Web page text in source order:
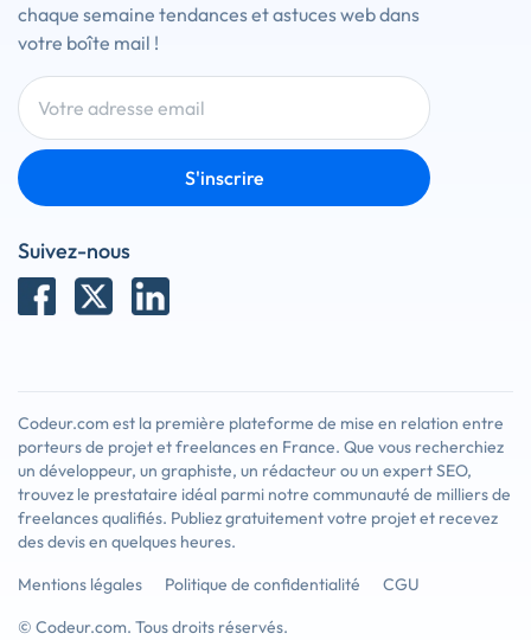
chaque semaine tendances et astuces web dans
votre boîte mail !
S'inscrire
Suivez-nous
Codeur.com est la première plateforme de mise en relation entre
porteurs de projet et freelances en France. Que vous recherchiez
un développeur, un graphiste, un rédacteur ou un expert SEO,
trouvez le prestataire idéal parmi notre communauté de milliers de
freelances qualifiés. Publiez gratuitement votre projet et recevez
des devis en quelques heures.
Mentions légales
Politique de confidentialité
CGU
© Codeur.com. Tous droits réservés.